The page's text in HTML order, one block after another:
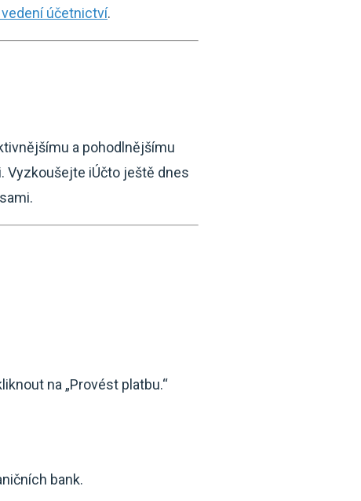
účetnictví.
a pohodlnějšímu
Vyzkoušejte iÚčto ještě dnes
na „Provést platbu.“
bank.